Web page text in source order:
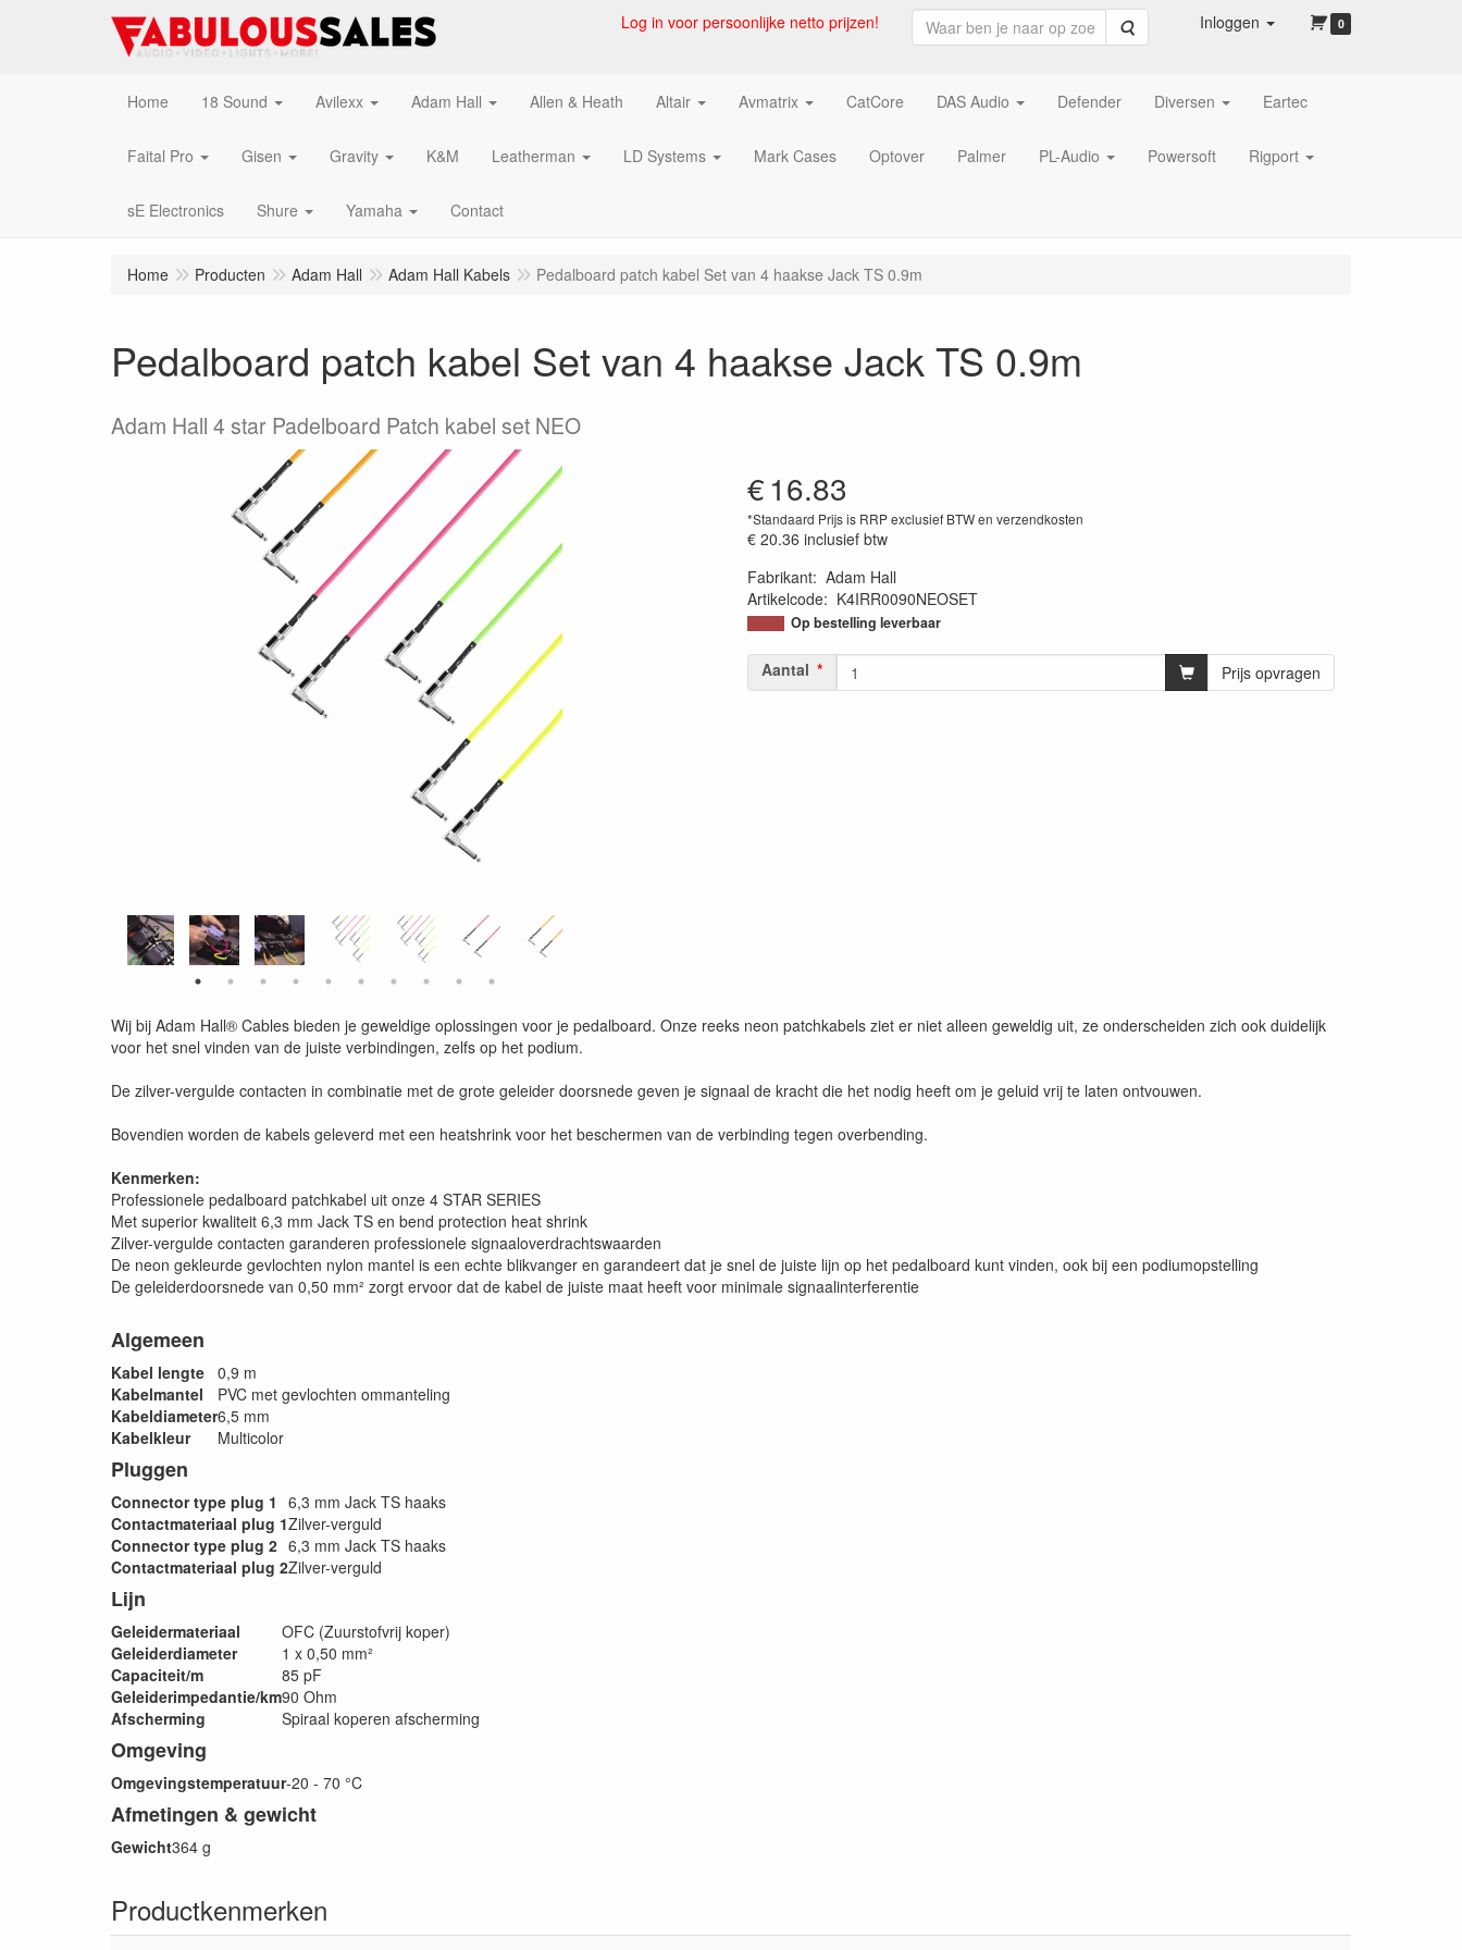
Log in voor persoonlijke netto prijzen! Zoeken Inloggen 0
Home 18 Sound Avilexx Adam Hall Allen & Heath Altair Avmatrix CatCore DAS Audio Defender Diversen Eartec
Faital Pro Gisen Gravity K&M Leatherman LD Systems Mark Cases Optover Palmer PL-Audio Powersoft Rigport
sE Electronics Shure Yamaha Contact
Home Producten Adam Hall Adam Hall Kabels Pedalboard patch kabel Set van 4 haakse Jack TS 0.9m
Pedalboard patch kabel Set van 4 haakse Jack TS 0.9m
Adam Hall 4 star Padelboard Patch kabel set NEO
€16.83
*Standaard Prijs is RRP exclusief BTW en verzendkosten
€ 20.36 inclusief btw
Fabrikant: Adam Hall
Artikelcode: K4IRR0090NEOSET
Op bestelling leverbaar
Aantal Prijs opvragen
Wij bij Adam Hall® Cables bieden je geweldige oplossingen voor je pedalboard. Onze reeks neon patchkabels ziet er niet alleen geweldig uit, ze onderscheiden zich ook duidelijk
voor het snel vinden van de juiste verbindingen, zelfs op het podium.
De zilver-vergulde contacten in combinatie met de grote geleider doorsnede geven je signaal de kracht die het nodig heeft om je geluid vrij te laten ontvouwen.
Bovendien worden de kabels geleverd met een heatshrink voor het beschermen van de verbinding tegen overbending.
Kenmerken:
Professionele pedalboard patchkabel uit onze 4 STAR SERIES
Met superior kwaliteit 6,3 mm Jack TS en bend protection heat shrink
Zilver-vergulde contacten garanderen professionele signaaloverdrachtswaarden
De neon gekleurde gevlochten nylon mantel is een echte blikvanger en garandeert dat je snel de juiste lijn op het pedalboard kunt vinden, ook bij een podiumopstelling
De geleiderdoorsnede van 0,50 mm² zorgt ervoor dat de kabel de juiste maat heeft voor minimale signaalinterferentie
Algemeen
Kabel lengte 0,9 m
Kabelmantel
PVC met gevlochten ommanteling
Kabeldiameter6,5 mm
Kabelkleur
Multicolor
Pluggen
Connector type plug 1 6,3 mm Jack TS haaks
Contactmateriaal plug 1Zilver-verguld
Connector type plug 2 6,3 mm Jack TS haaks
Contactmateriaal plug 2Zilver-verguld
Lijn
Geleidermateriaal
OFC (Zuurstofvrij koper)
Geleiderdiameter
1 x 0,50 mm²
Capaciteit/m
85 pF
Geleiderimpedantie/km90 Ohm
Afscherming
Spiraal koperen afscherming
Omgeving
Omgevingstemperatuur-20 - 70 °C
Afmetingen & gewicht
Gewicht364 g
Productkenmerken